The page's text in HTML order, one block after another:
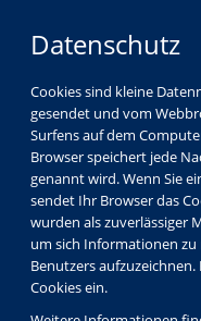
Datenschutz
Cookies sind kleine
gesendet und vom
Surfens auf dem
Browser speichert jede
genannt wird. Wenn Sie
sendet Ihr Browser das
wurden als zuverlässiger
um sich Informationen
Benutzers
Cookies ein.
Programm